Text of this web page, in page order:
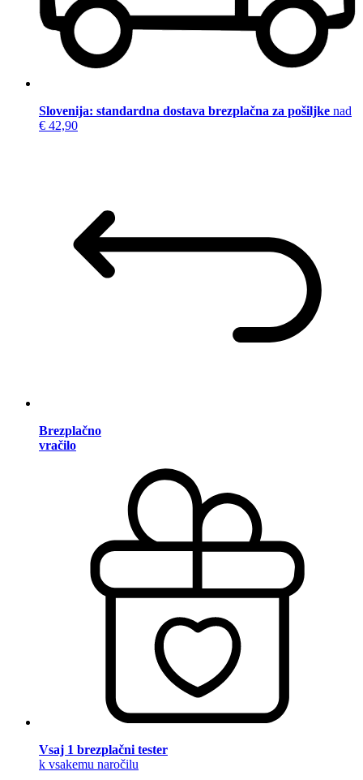
Slovenija: standardna dostava brezplačna za pošiljke nad
€ 42,90
Brezplačno
vračilo
Vsaj 1 brezplačni tester
k vsakemu naročilu